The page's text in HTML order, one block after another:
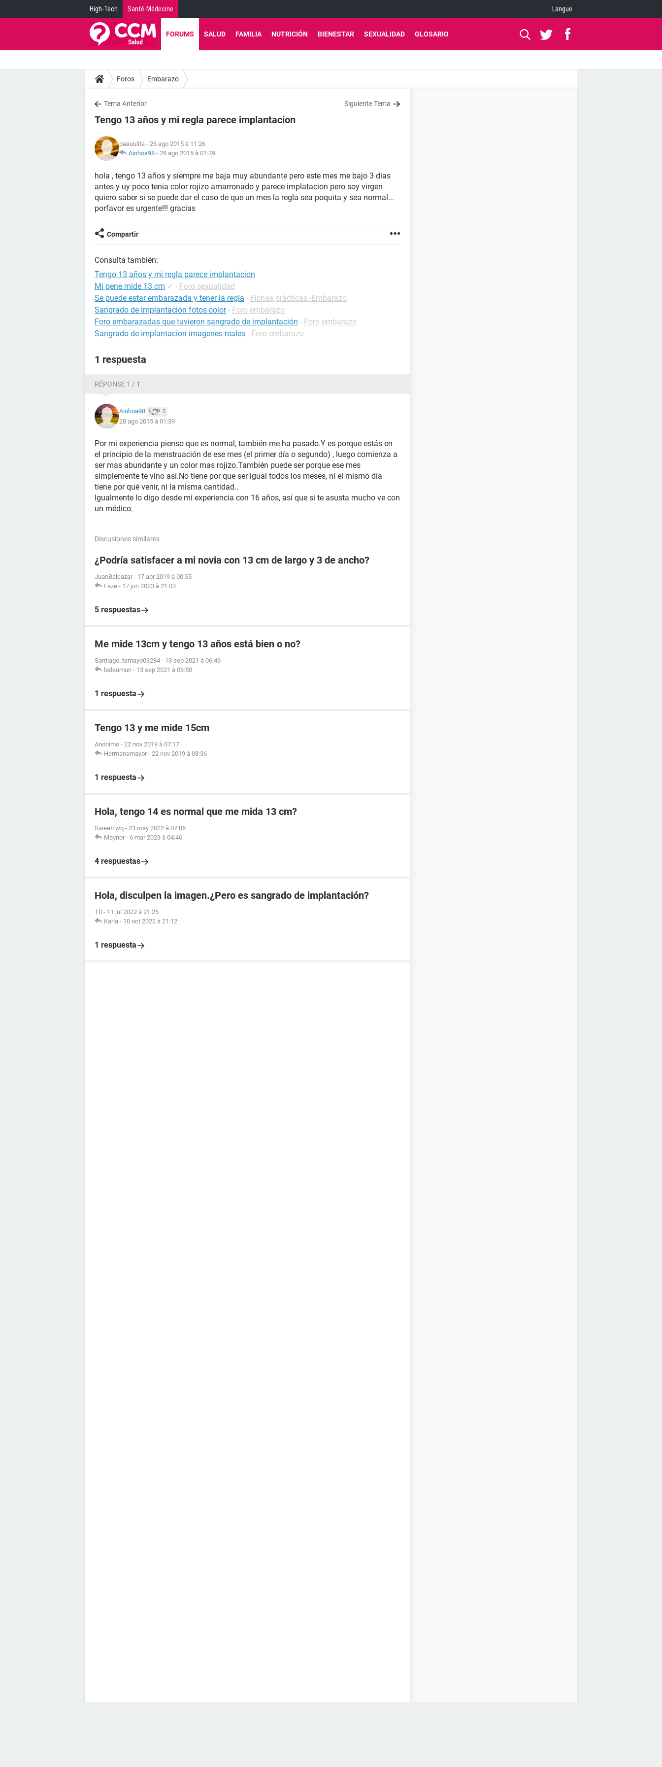
High-Tech Santé-Médecine Langue
FORUMS SALUD FAMILIA NUTRICIÓN BIENESTAR SEXUALIDAD GLOSARIO
Foros Embarazo
Tema Anterior Siguiente Tema
Tengo 13 años y mi regla parece implantacion
paauulita - 26 ago 2015 à 11:26
Ainhoa98 - 28 ago 2015 à 01:39
hola , tengo 13 años y siempre me baja muy abundante pero este mes me bajo 3 dias
antes y uy poco tenia color rojizo amarronado y parece implatacion pero soy virgen
quiero saber si se puede dar el caso de que un mes la regla sea poquita y sea normal...
porfavor es urgente!!! gracias
Compartir
Consulta también:
Tengo 13 años y mi regla parece implantacion
Mi pene mide 13 cm ✓ - Foro sexualidad
Se puede estar embarazada y tener la regla - Fichas prácticas -Embarazo
Sangrado de implantación fotos color - Foro embarazo
Foro embarazadas que tuvieron sangrado de implantación - Foro embarazo
Sangrado de implantacion imagenes reales - Foro embarazo
1 respuesta
RÉPONSE 1 / 1
Ainhoa98 5
28 ago 2015 à 01:39
Por mi experiencia pienso que es normal, también me ha pasado.Y es porque estás en
el principio de la menstruación de ese mes (el primer día o segundo) , luego comienza a
ser mas abundante y un color mas rojizo.También puede ser porque ese mes
simplemente te vino así.No tiene por que ser igual todos los meses, ni el mismo día
tiene por qué venir, ni la misma cantidad..
Igualmente lo digo desde mi experiencia con 16 años, así que si te asusta mucho ve con
un médico.
Discusiones similares
¿Podría satisfacer a mi novia con 13 cm de largo y 3 de ancho?
JuanBalcazar - 17 abr 2019 à 00:55
Faze - 17 jun 2023 à 21:03
5 respuestas
Me mide 13cm y tengo 13 años está bien o no?
Santiago_tamayo03284 - 13 sep 2021 à 06:46
ladeumun - 13 sep 2021 à 06:50
1 respuesta
Tengo 13 y me mide 15cm
Anonimo - 22 nov 2019 à 07:17
Hermanamayor - 22 nov 2019 à 08:36
1 respuesta
Hola, tengo 14 es normal que me mida 13 cm?
SweetLwq - 23 may 2022 à 07:06
Maynor - 6 mar 2023 à 04:46
4 respuestas
Hola, disculpen la imagen.¿Pero es sangrado de implantación?
Ttl - 11 jul 2022 à 21:25
Karla - 10 oct 2022 à 21:12
1 respuesta